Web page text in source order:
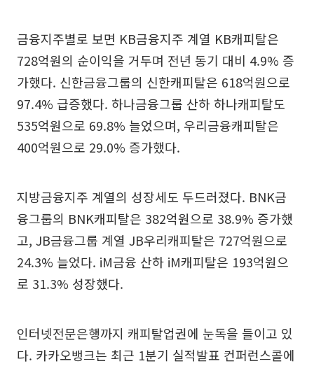
금융지주별로 보면 KB금융지주 계열 KB캐피탈은
728억원의 순이익을 거두며 전년 동기 대비 4.9% 증
가했다. 신한금융그룹의 신한캐피탈은 618억원으로
97.4% 급증했다. 하나금융그룹 산하 하나캐피탈도
535억원으로 69.8% 늘었으며, 우리금융캐피탈은
400억원으로 29.0% 증가했다.
지방금융지주 계열의 성장세도 두드러졌다. BNK금
융그룹의 BNK캐피탈은 382억원으로 38.9% 증가했
고, JB금융그룹 계열 JB우리캐피탈은 727억원으로
24.3% 늘었다. iM금융 산하 iM캐피탈은 193억원으
로 31.3% 성장했다.
인터넷전문은행까지 캐피탈업권에 눈독을 들이고 있
다. 카카오뱅크는 최근 1분기 실적발표 컨퍼런스콜에